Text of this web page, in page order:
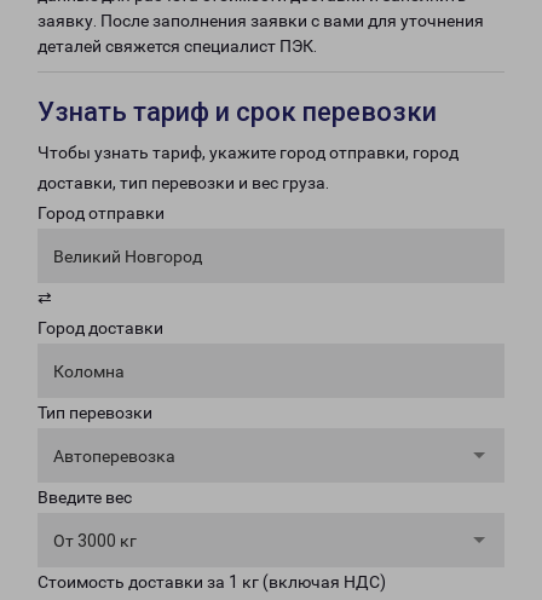
заявку. После заполнения заявки с вами для уточнения
деталей свяжется специалист ПЭК.
Узнать тариф и срок перевозки
Чтобы узнать тариф, укажите город отправки, город
доставки, тип перевозки и вес груза.
Город отправки
Великий Новгород
⇄
Город доставки
Коломна
Тип перевозки
Автоперевозка
Введите вес
От 3000 кг
Стоимость доставки за 1 кг (включая НДС)